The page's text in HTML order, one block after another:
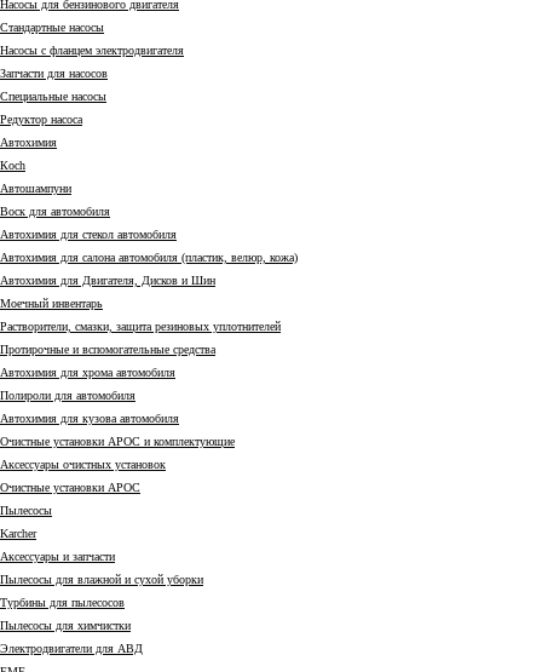
Насосы для бензинового двигателя
Стандартные насосы
Насосы с фланцем электродвигателя
Запчасти для насосов
Специальные насосы
Редуктор насоса
Автохимия
Коch
Автошампуни
Воск для автомобиля
Автохимия для стекол автомобиля
Автохимия для салона автомобиля (пластик, велюр, кожа)
Автохимия для Двигателя, Дисков и Шин
Моечный инвентарь
Растворители, смазки, защита резиновых уплотнителей
Протирочные и вспомогательные средства
Автохимия для хрома автомобиля
Полироли для автомобиля
Автохимия для кузова автомобиля
Очистные установки АРОС и комплектующие
Аксессуары очистных установок
Очистные установки АРОС
Пылесосы
Karcher
Аксессуары и запчасти
Пылесосы для влажной и сухой уборки
Турбины для пылесосов
Пылесосы для химчистки
Электродвигатели для АВД